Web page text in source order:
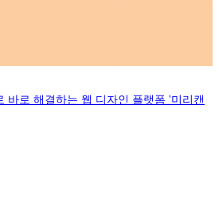
바로 해결하는 웹 디자인 플랫폼 '미리캔